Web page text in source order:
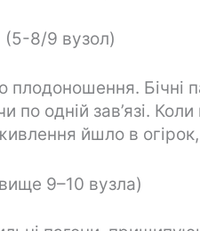
(5-8/9 вузол)
плодоношення. Бічні
по одній зав’язі.
йшло в
9–10 вузла)